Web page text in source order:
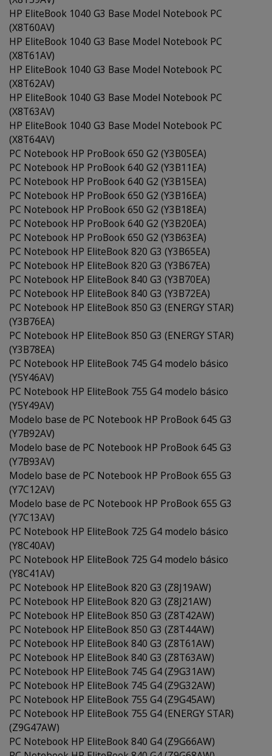
HP EliteBook 1040 G3 Base Model Notebook PC
(X8T60AV)
HP EliteBook 1040 G3 Base Model Notebook PC
(X8T61AV)
HP EliteBook 1040 G3 Base Model Notebook PC
(X8T62AV)
HP EliteBook 1040 G3 Base Model Notebook PC
(X8T63AV)
HP EliteBook 1040 G3 Base Model Notebook PC
(X8T64AV)
PC Notebook HP ProBook 650 G2 (Y3B05EA)
PC Notebook HP ProBook 640 G2 (Y3B11EA)
PC Notebook HP ProBook 640 G2 (Y3B15EA)
PC Notebook HP ProBook 650 G2 (Y3B16EA)
PC Notebook HP ProBook 650 G2 (Y3B18EA)
PC Notebook HP ProBook 640 G2 (Y3B20EA)
PC Notebook HP ProBook 650 G2 (Y3B63EA)
PC Notebook HP EliteBook 820 G3 (Y3B65EA)
PC Notebook HP EliteBook 820 G3 (Y3B67EA)
PC Notebook HP EliteBook 840 G3 (Y3B70EA)
PC Notebook HP EliteBook 840 G3 (Y3B72EA)
PC Notebook HP EliteBook 850 G3 (ENERGY STAR)
(Y3B76EA)
PC Notebook HP EliteBook 850 G3 (ENERGY STAR)
(Y3B78EA)
PC Notebook HP EliteBook 745 G4 modelo básico
(Y5Y46AV)
PC Notebook HP EliteBook 755 G4 modelo básico
(Y5Y49AV)
Modelo base de PC Notebook HP ProBook 645 G3
(Y7B92AV)
Modelo base de PC Notebook HP ProBook 645 G3
(Y7B93AV)
Modelo base de PC Notebook HP ProBook 655 G3
(Y7C12AV)
Modelo base de PC Notebook HP ProBook 655 G3
(Y7C13AV)
PC Notebook HP EliteBook 725 G4 modelo básico
(Y8C40AV)
PC Notebook HP EliteBook 725 G4 modelo básico
(Y8C41AV)
PC Notebook HP EliteBook 820 G3 (Z8J19AW)
PC Notebook HP EliteBook 820 G3 (Z8J21AW)
PC Notebook HP EliteBook 850 G3 (Z8T42AW)
PC Notebook HP EliteBook 850 G3 (Z8T44AW)
PC Notebook HP EliteBook 840 G3 (Z8T61AW)
PC Notebook HP EliteBook 840 G3 (Z8T63AW)
PC Notebook HP EliteBook 745 G4 (Z9G31AW)
PC Notebook HP EliteBook 745 G4 (Z9G32AW)
PC Notebook HP EliteBook 755 G4 (Z9G45AW)
PC Notebook HP EliteBook 755 G4 (ENERGY STAR)
(Z9G47AW)
PC Notebook HP EliteBook 840 G4 (Z9G66AW)